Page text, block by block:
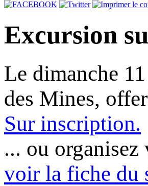
Excursion
Le dimanche
des Mines,
Sur inscription.
... ou
voir la fiche du